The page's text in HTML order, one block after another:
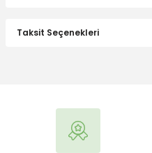
Taksit Seçenekleri